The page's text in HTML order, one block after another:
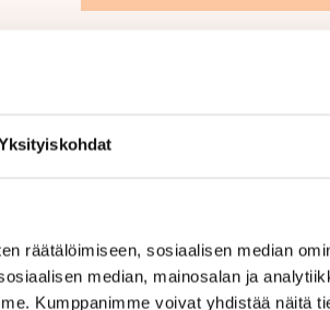
räätälöimiseen, sosiaalisen median
median, mainosalan ja
Kumppanimme voivat yhdistää näitä